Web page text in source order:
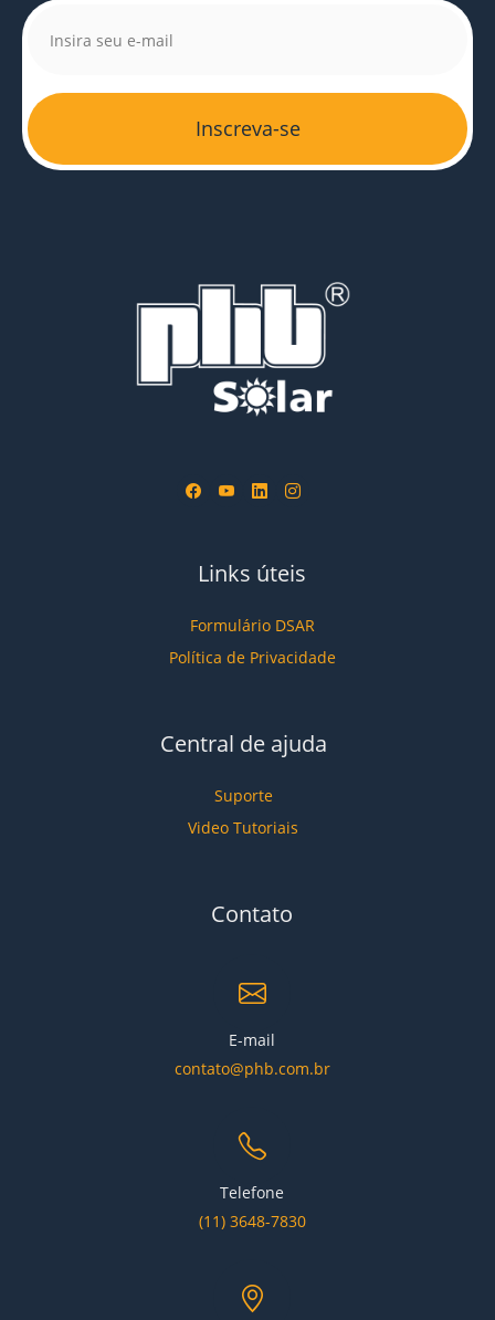
Inscreva-se
Links úteis
Formulário DSAR
Política de Privacidade
Central de ajuda
Suporte
Video Tutoriais
Contato
E-mail
contato@phb.com.br
Telefone
(11) 3648-7830